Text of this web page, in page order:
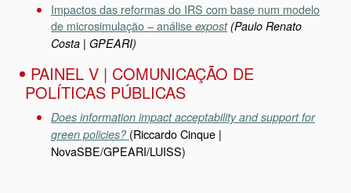
Impactos das reformas do IRS com base num modelo
de microsimulação – análise expost(Paulo Renato
Costa | GPEARI)
PAINEL V | COMUNICAÇÃO DE
POLÍTICAS PÚBLICAS
Does information impact acceptability and support for
green policies? (Riccardo Cinque |
NovaSBE/GPEARI/LUISS)